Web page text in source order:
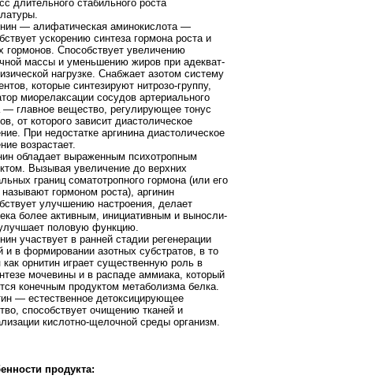
длительного стабильного роста
— алифатическая аминокислота —
ускорению синтеза гормона роста и
гормонов. Способствует увеличению
массы и уменьшению жиров при адекват­
нагрузке. Снабжает азотом систему
которые синтезируют нитрозо-группу,
миорелаксации сосудов артериального
— главное вещество, регулирующее тонус
от которого зависит диастолическое
При недостатке аргинина диастолическое
возрастает.
обладает выраженным психотропным
Вызывая увеличение до верхних
границ соматотропного гормона (или его
называют гормоном роста), аргинин
улучшению настроения, делает
более активным, инициативным и выносли­
половую функцию.
участвует в ранней стадии регенерации
и в формировании азотных субстратов, в то
как орнитин играет существенную роль в
мочевины и в распаде аммиака, который
конечным продуктом метаболизма белка.
— естественное детоксицирующее
способствует очищению тканей и
кислотно-щелочной среды организм.
продукта: